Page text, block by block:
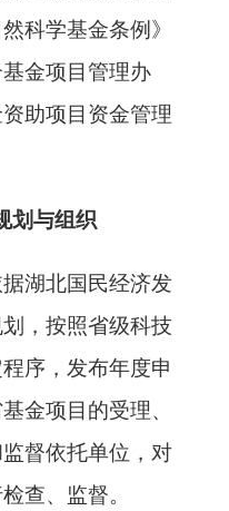
科学基金条例》
基金项目管理办
助项目资金管理
与组织
湖北国民经济发
，按照省级科技
序，发布年度申
金项目的受理、
督依托单位，对
查、监督。